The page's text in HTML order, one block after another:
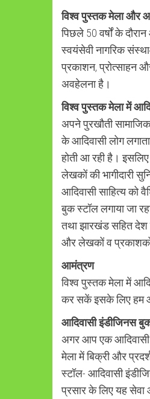
विश्व पुस्तक मेला और
पिछले 50 वर्षों के
स्वयंसेवी नागरिक
प्रकाशन, प्रोत्साहन
अवहेलना है।
विश्व पुस्तक मेला में
अपने पुरखौती
के आदिवासी लोग
होती आ रही है।
लेखकों की भागीदारी
आदिवासी साहित्य को
बुक स्टॉल लगाया जा
तथा झारखंड सहित देश
और लेखकों व
आमंत्रण
विश्व पुस्तक मेला में
कर सकें इसके लिए हम
आदिवासी इंडीजिनस
अगर आप एक आदिवासी
मेला में बिक्री और
स्टॉल- आदिवासी
प्रसार के लिए यह